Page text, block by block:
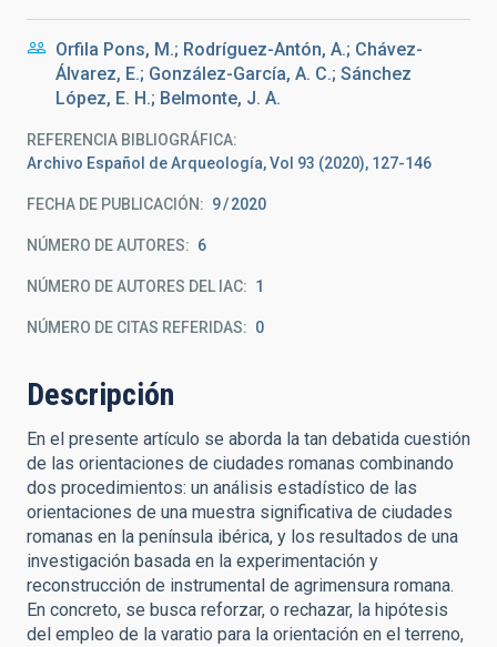
Orfila Pons, M.; Rodríguez-Antón, A.; Chávez-
Álvarez, E.; González-García, A. C.; Sánchez
López, E. H.; Belmonte, J. A.
REFERENCIA BIBLIOGRÁFICA
Archivo Español de Arqueología, Vol 93 (2020), 127-146
FECHA DE PUBLICACIÓN: 9 2020
NÚMERO DE AUTORES 6
NÚMERO DE AUTORES DEL IAC 1
NÚMERO DE CITAS REFERIDAS 0
Descripción
En el presente artículo se aborda la tan debatida cuestión
de las orientaciones de ciudades romanas combinando
dos procedimientos: un análisis estadístico de las
orientaciones de una muestra significativa de ciudades
romanas en la península ibérica, y los resultados de una
investigación basada en la experimentación y
reconstrucción de instrumental de agrimensura romana.
En concreto, se busca reforzar, o rechazar, la hipótesis
del empleo de la varatio para la orientación en el terreno,